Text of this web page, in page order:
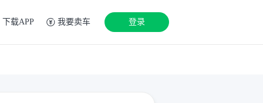
下载APP 我要卖车 登录